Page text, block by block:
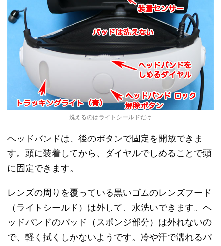
洗えるのはライトシールドだけ
ヘッドバンドは、後のボタンで固定を開放できま
す。頭に装着してから、ダイヤルでしめることで頭
に固定できます。
レンズの周りを覆っている黒いゴムのレンズフード
（ライトシールド）は外して、水洗いできます。ヘ
ッドバンドのパッド（スポンジ部分）は外れないの
で、軽く拭くしかないようです。冷や汗で濡れるパ